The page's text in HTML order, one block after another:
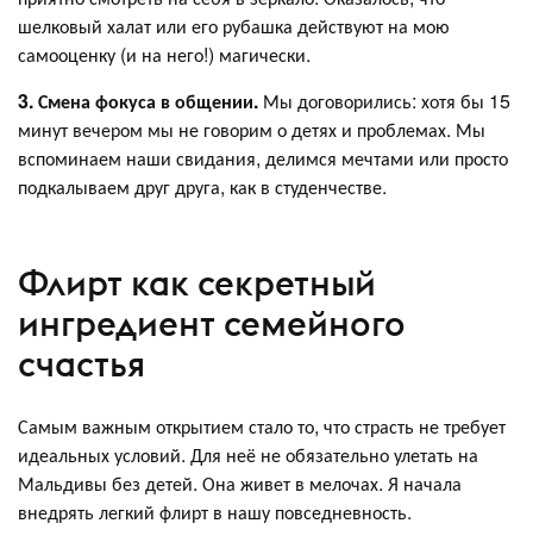
шелковый халат или его рубашка действуют на мою
самооценку (и на него!) магически.
3. Смена фокуса в общении. Мы договорились: хотя бы 15
минут вечером мы не говорим о детях и проблемах. Мы
вспоминаем наши свидания, делимся мечтами или просто
подкалываем друг друга, как в студенчестве.
Флирт как секретный
ингредиент семейного
счастья
Самым важным открытием стало то, что страсть не требует
идеальных условий. Для неё не обязательно улетать на
Мальдивы без детей. Она живет в мелочах. Я начала
внедрять легкий флирт в нашу повседневность.